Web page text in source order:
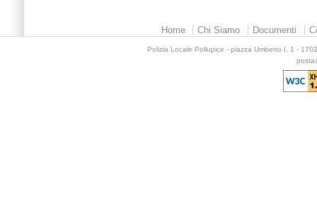
Home Chi Siamo Documenti
Polizia Locale Pollupice - piazza Umberto I, 1 -